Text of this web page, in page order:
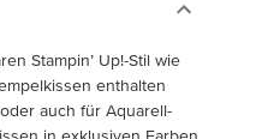
Stampin’ Up!-Stil wie
enthalten
auch für Aquarell-